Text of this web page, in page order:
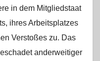
in dem Mitgliedstaat
ihres Arbeitsplatzes
Verstoßes zu. Das
anderweitiger